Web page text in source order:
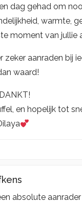
dag gehad om
warmte,
moment van jullie
zeker aanraden bij
waard!
en hopelijk tot
absolute